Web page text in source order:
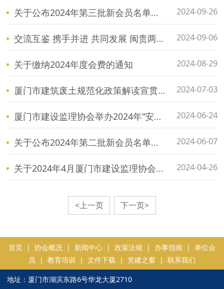
关于公布2024年第三批新会员名单的通知 2024-09-26
交流互鉴 携手并进 共同发展 闽贵两省建设监理协会开展交流活动 2024-09-06
关于缴纳2024年度会费的通知 2024-08-29
厦门市建筑废土规范化政策解读宣贯会简讯 2024-07-03
厦门市建设监理协会举办2024年“安全生产月” 建设行业有限空间作业安全生产培训简讯 2024-06-24
关于公布2024年第二批新会员名单的通知 2024-06-07
关于2024年4月厦门市建设监理协会自律检查结果通报 2024-04-26
<上一页 下一页>
首页 | 协会概况 | 新闻中心 | 政策法规 | 办事指南 | 单位会
员 | 教育培训 | 文件下载 | 党建之窗 | 联系我们
地址：厦门市湖滨东路6号华龙大厦2710